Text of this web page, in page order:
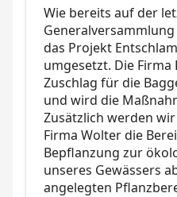
Wie bereits auf der
das Projekt
umgesetzt. Die
Zuschlag für die
und wird die
Zusätzlich werden
Firma Wolter die
Bepflanzung zur
unseres Gewässers
angelegten